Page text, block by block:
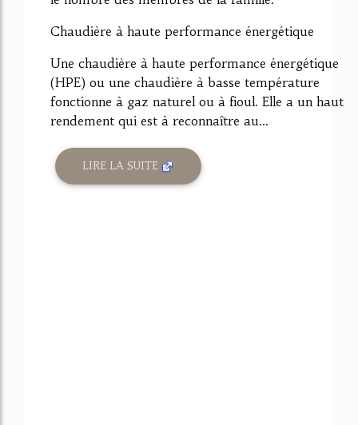
Chaudière à haute performance énergétique
Une chaudière à haute performance énergétique
(HPE) ou une chaudière à basse température
fonctionne à gaz naturel ou à fioul. Elle a un haut
rendement qui est à reconnaître au...
LIRE LA SUITE